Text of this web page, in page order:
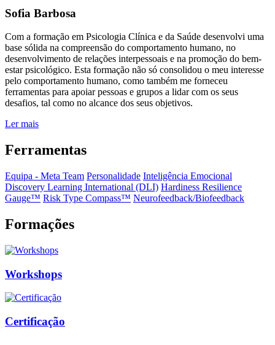
Sofia Barbosa
Com a formação em Psicologia Clínica e da Saúde desenvolvi uma
base sólida na compreensão do comportamento humano, no
desenvolvimento de relações interpessoais e na promoção do bem-
estar psicológico. Esta formação não só consolidou o meu interesse
pelo comportamento humano, como também me forneceu
ferramentas para apoiar pessoas e grupos a lidar com os seus
desafios, tal como no alcance dos seus objetivos.
Ler mais
Ferramentas
Equipa - Meta Team Personalidade Inteligência Emocional
Discovery Learning International (DLI) Hardiness Resilience
Gauge™️ Risk Type Compass™️ Neurofeedback/Biofeedback
Formações
Workshops
Certificação